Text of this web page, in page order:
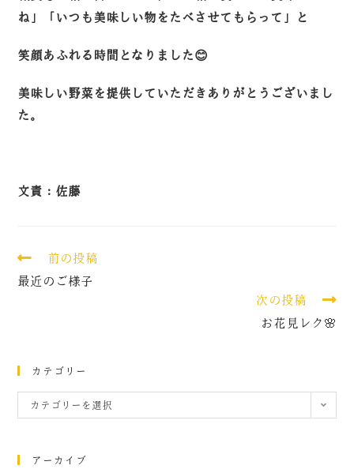
ね」「いつも美味しい物をたべさせてもらって」と
笑顔あふれる時間となりました😊
美味しい野菜を提供していただきありがとうございまし
た。
文責：佐藤
前の投稿
最近のご様子
次の投稿
お花見レク🌸
カテゴリー
カテゴリーを選択
アーカイブ